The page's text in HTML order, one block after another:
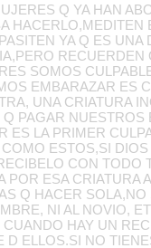
Q YA HAN
HACERLO,MEDITEN
YA Q ES UNA
RECUERDEN
SOMOS
EMBARAZAR ES
UNA CRIATURA
Q PAGAR NUESTROS
ES LA PRIMER
ESTOS,SI DIOS
CON TODO
POR ESA CRIATURA
Q HACER SOLA,NO
NI AL NOVIO,
HAY UN
D ELLOS.SI NO